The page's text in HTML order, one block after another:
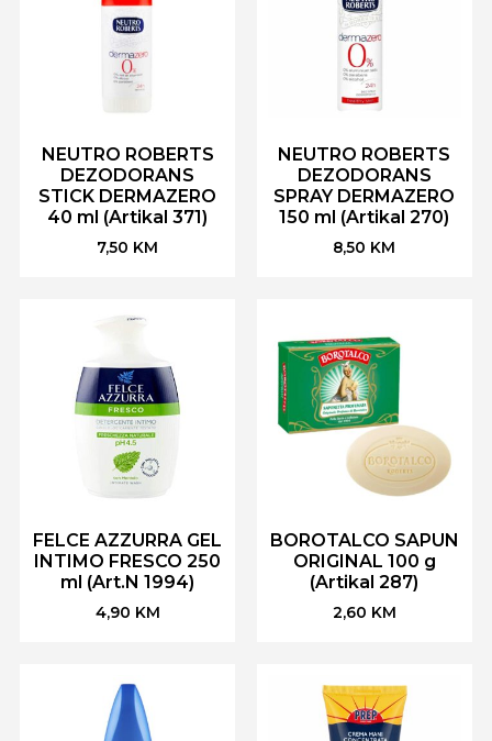
NEUTRO ROBERTS
DEZODORANS
STICK DERMAZERO
40 ml (Artikal 371)
7,50 KM
NEUTRO ROBERTS
DEZODORANS
SPRAY DERMAZERO
150 ml (Artikal 270)
8,50 KM
FELCE AZZURRA GEL
INTIMO FRESCO 250
ml (Art.N 1994)
4,90 KM
BOROTALCO SAPUN
ORIGINAL 100 g
(Artikal 287)
2,60 KM